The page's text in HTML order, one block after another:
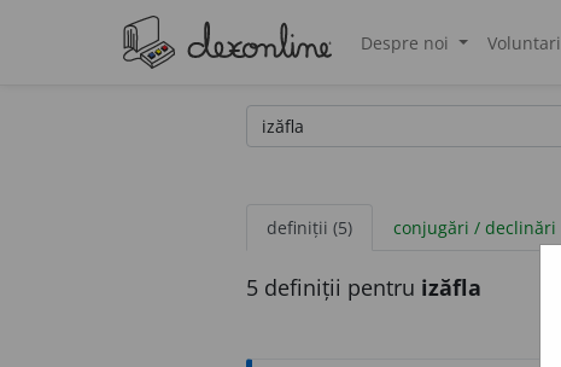
Despre noi Voluntari
definiții (5) conjugări / declinări
5 definiții pentru izăfla